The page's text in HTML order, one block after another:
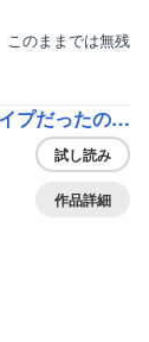
このままでは無残
猫かぶり聖女、討伐するはずの魔王がどタイプだったので帰るのやめた。絶対に振り向かせてみせます！【電子版特典付】
試し読み
作品詳細